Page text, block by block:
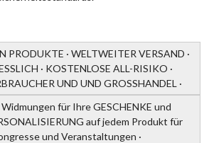
PRODUKTE · WELTWEITER VERSAND ·
· KOSTENLOSE ALL-RISIKO ·
UND UND GROSSHANDEL ·
Widmungen für Ihre GESCHENKE und
auf jedem Produkt für
und Veranstaltungen ·